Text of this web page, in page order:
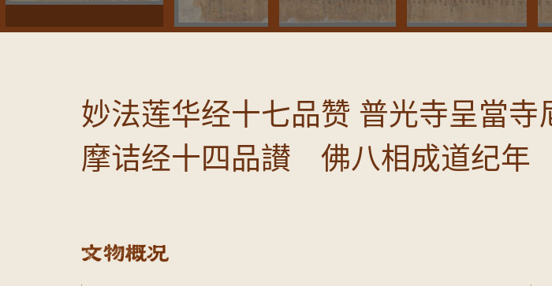
妙法莲华经十七品赞 普光寺呈當
摩诘经十四品讃 佛八相成道纪年